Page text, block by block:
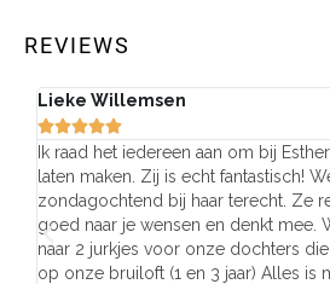
REVIEWS
Lieke Willemsen

Ik raad het iedereen aan om bij
laten maken. Zij is echt fantastisch!
zondagochtend bij haar terecht. Ze
goed naar je wensen en denkt mee.
naar 2 jurkjes voor onze dochters
op onze bruiloft (1 en 3 jaar) Alles is